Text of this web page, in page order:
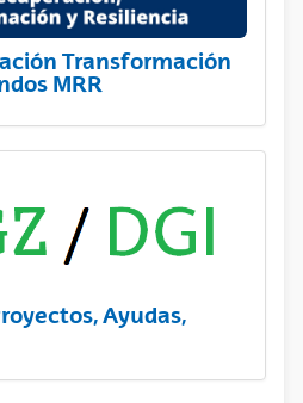
Transformación
MRR
Ayudas,